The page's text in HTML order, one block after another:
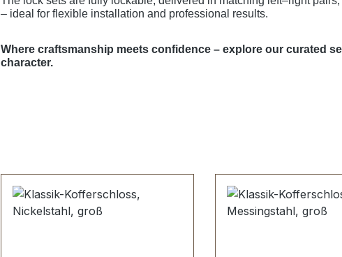
– ideal for flexible installation and professional results.
Where craftsmanship meets confidence – explore our curated
character.